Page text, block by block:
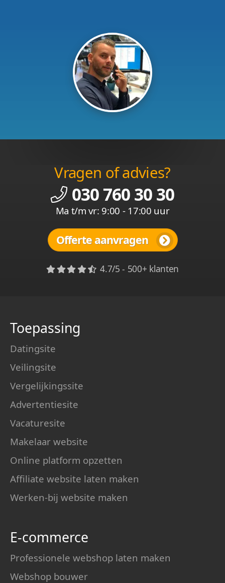
Vragen of advies?
030 760 30 30
Ma t/m vr: 9:00 - 17:00 uur
Offerte aanvragen
4.7/5 - 500+ klanten
Toepassing
Datingsite
Veilingsite
Vergelijkingssite
Advertentiesite
Vacaturesite
Makelaar website
Online platform opzetten
Affiliate website laten maken
Werken-bij website maken
E-commerce
Professionele webshop laten maken
Webshop bouwer